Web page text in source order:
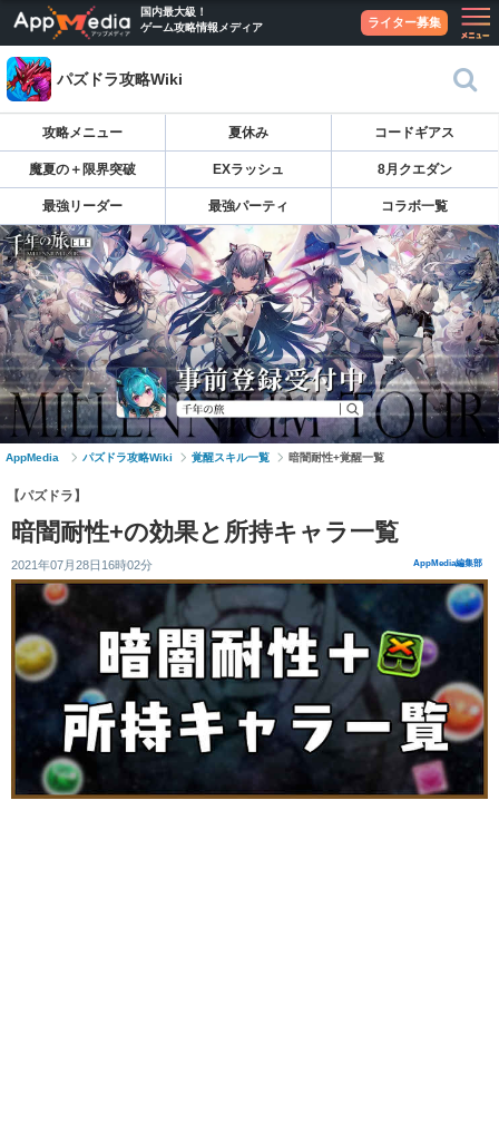
国内最大級！
ゲーム攻略情報メディア
ライター募集
パズドラ攻略Wiki
攻略メニュー 夏休み コードギアス
魔夏の＋限界突破 EXラッシュ 8月クエダン
最強リーダー 最強パーティ コラボ一覧
AppMedia パズドラ攻略Wiki 覚醒スキル一覧 暗闇耐性+覚醒一覧
【パズドラ】
暗闇耐性+の効果と所持キャラ一覧
2021年07月28日16時02分 AppMedia編集部